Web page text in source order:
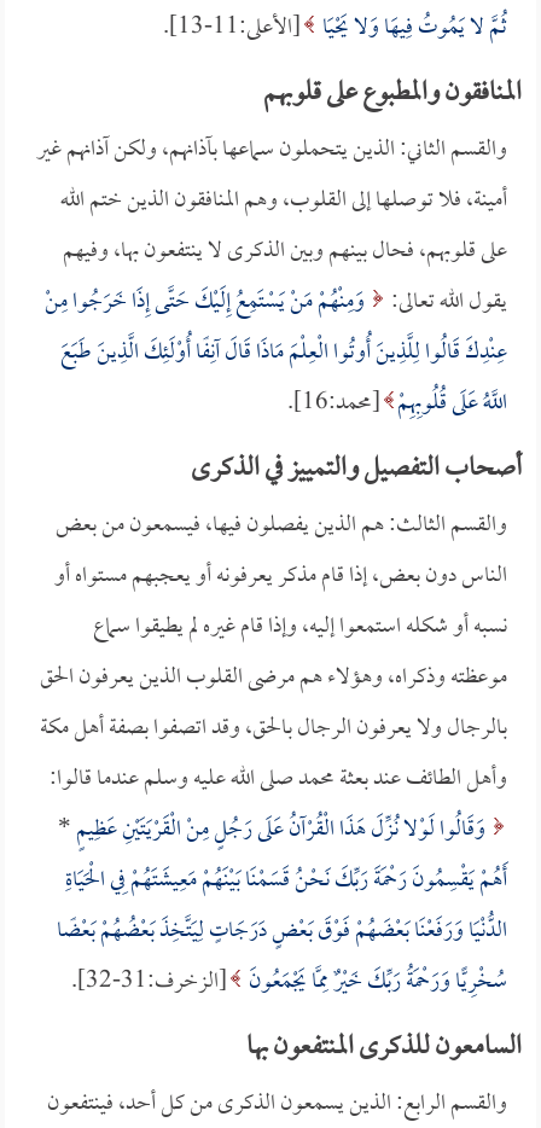
ثُمَّ لا يَمُوتُ فِيهَا وَلا يَحْيَا [الأعلى:11-13].
المنافقون والمطبوع على قلوبهم
والقسم الثاني: الذين يتحملون سماعها بآذانهم، ولكن آذانهم غير
أمينة، فلا توصلها إلى القلوب، وهم المنافقون الذين ختم الله
على قلوبهم، فحال بينهم وبين الذكرى لا ينتفعون بها، وفيهم
يقول الله تعالى:
وَمِنْهُمْ مَنْ يَسْتَمِعُ إِلَيْكَ حَتَّى إِذَا خَرَجُوا مِنْ
عِنْدِكَ قَالُوا لِلَّذِينَ أُوتُوا الْعِلْمَ مَاذَا قَالَ آنِفًا أُوْلَئِكَ الَّذِينَ طَبَعَ
اللَّهُ عَلَى قُلُوبِهِمْ [محمد:16].
أصحاب التفصيل والتمييز في الذكرى
والقسم الثالث: هم الذين يفصلون فيها، فيسمعون من بعض
الناس دون بعض، إذا قام مذكر يعرفونه أو يعجبهم مستواه أو
نسبه أو شكله استمعوا إليه، وإذا قام غيره لم يطيقوا سماع
موعظته وذكراه، وهؤلاء هم مرضى القلوب الذين يعرفون الحق
بالرجال ولا يعرفون الرجال بالحق، وقد اتصفوا بصفة أهل مكة
وأهل الطائف عند بعثة محمد صلى الله عليه وسلم عندما قالوا:
وَقَالُوا لَوْلا نُزِّلَ هَذَا الْقُرْآنُ عَلَى رَجُلٍ مِنْ الْقَرْيَتَيْنِ عَظِيمٍ*
أَهُمْ يَقْسِمُونَ رَحْمَةَ رَبِّكَ نَحْنُ قَسَمْنَا بَيْنَهُمْ مَعِيشَتَهُمْ فِي الْحَيَاةِ
الدُّنْيَا وَرَفَعْنَا بَعْضَهُمْ فَوْقَ بَعْضٍ دَرَجَاتٍ لِيَتَّخِذَ بَعْضُهُمْ بَعْضًا
سُخْرِيًّا وَرَحْمَةُ رَبِّكَ خَيْرٌ مِمَّا يَجْمَعُونَ [الزخرف:31-32].
السامعون للذكرى المنتفعون بها
والقسم الرابع: الذين يسمعون الذكرى من كل أحد، فينتفعون